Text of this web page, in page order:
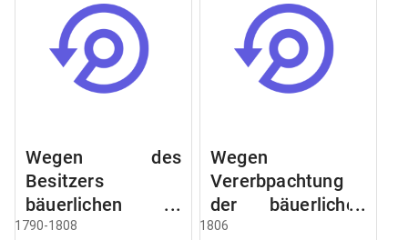
Wegen des
Besitzers
bäuerlichen
Grundstücke, den
1790-1808
Wegen
Vererbpachtung
der bäuerlichen
Grundstücke und
1806